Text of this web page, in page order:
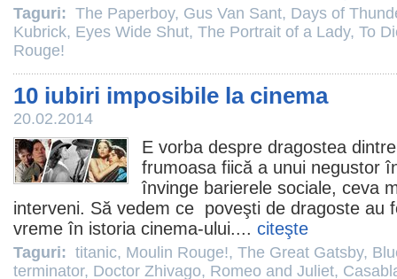
Taguri: The Paperboy, Gus Van Sant, Days of
Kubrick, Eyes Wide Shut, The Portrait of a Lady, To
Rouge!
10 iubiri imposibile la cinema
20.02.2014
E vorba despre dragostea
frumoasa fiică a unui negustor
învinge barierele sociale, ceva
interveni. Să vedem ce poveşti de dragoste au
vreme în istoria cinema-ului.... citeşte
Taguri: titanic, Moulin Rouge!, The Great Gatsby,
terminator, Doctor Zhivago, Romeo and Juliet,